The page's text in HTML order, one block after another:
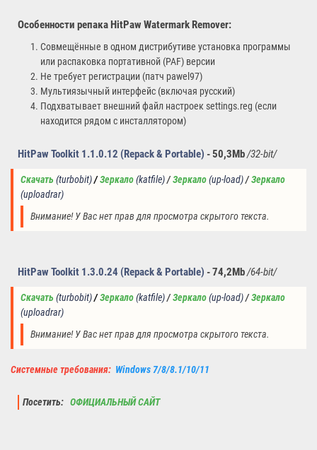
Особенности репакаHitPaw Watermark Remover:
Совмещённые в одном дистрибутиве установка программы
или распаковка портативной (PAF) версии
Не требует регистрации (патч pawel97)
Мультиязычный интерфейс (включая русский)
Подхватывает внешний файл настроек settings.reg (если
находится рядом с инсталлятором)
HitPaw Toolkit 1.1.0.12 (Repack & Portable) - 50,3Mb/32-bit/
Скачать (turbobit)/Зеркало(katfile)/ Зеркало(up-load) /Зеркало
(uploadrar)
Внимание! У Вас нет прав для просмотра скрытого текста.
HitPaw Toolkit 1.3.0.24 (Repack & Portable) - 74,2Mb/64-bit/
Скачать (turbobit)/Зеркало(katfile)/ Зеркало(up-load) /Зеркало
(uploadrar)
Внимание! У Вас нет прав для просмотра скрытого текста.
Системные требования: Windows 7/8/8.1/10/11
Посетить: ОФИЦИАЛЬНЫЙ САЙТ